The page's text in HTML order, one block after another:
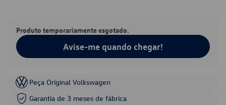
Produto temporariamente esgotado.
Avise-me quando chegar!
Peça Original Volkswagen
Garantia de 3 meses de fábrica